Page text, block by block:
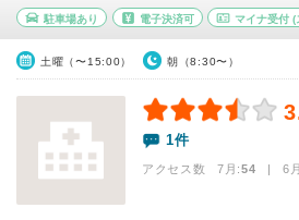
駐車場あり 電子決済可 マイナ受付 (
土曜（〜15:00） 朝（8:30〜）
1件
アクセス数 7月:54 | 6